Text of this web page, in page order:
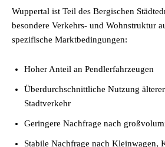
Wuppertal ist Teil des Bergischen
besondere Verkehrs- und Wohnstruktur
spezifische Marktbedingungen:
Hoher Anteil an Pendlerfahrzeugen
Überdurchschnittliche Nutzung
Stadtverkehr
Geringere Nachfrage nach
Stabile Nachfrage nach Kleinwagen,